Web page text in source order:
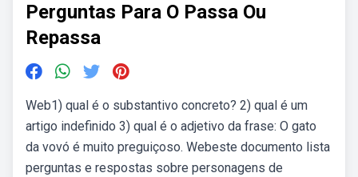
Perguntas Para O Passa Ou
Repassa
Web1) qual é o substantivo concreto? 2) qual é um
artigo indefinido 3) qual é o adjetivo da frase: O gato
da vovó é muito preguiçoso. Webeste documento lista
perguntas e respostas sobre personagens de